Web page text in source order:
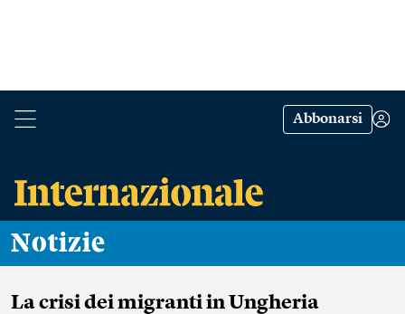
Abbonarsi
Notizie
La crisi dei migranti in Ungheria